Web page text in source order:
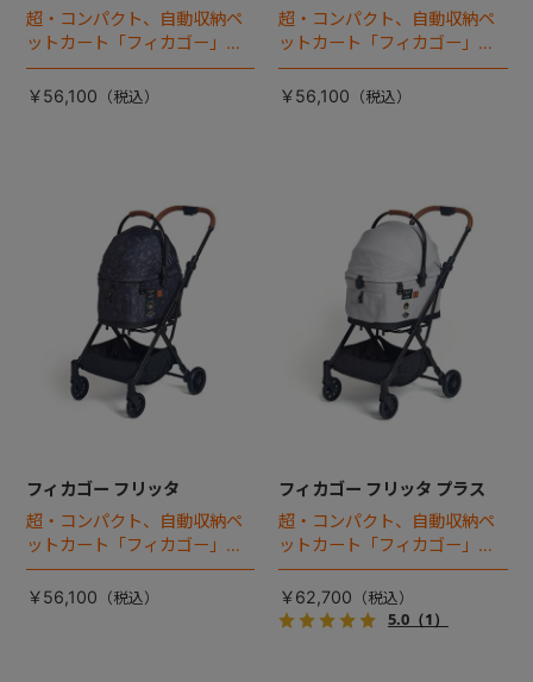
超・コンパクト、自動収納ペ
ットカート「フィカゴー」に
キャビン着脱タイプが新登
場！
￥56,100
超・コンパクト、自動収納ペ
ットカート「フィカゴー」に
キャビン着脱タイプが新登
場！
￥56,100
フィカゴー フリッタ
超・コンパクト、自動収納ペ
ットカート「フィカゴー」に
キャビン着脱タイプが新登
場！
￥56,100
フィカゴー フリッタ プラス
超・コンパクト、自動収納ペ
ットカート「フィカゴー」に
キャビン着脱タイプが新登
場！
￥62,700
5.0（1）